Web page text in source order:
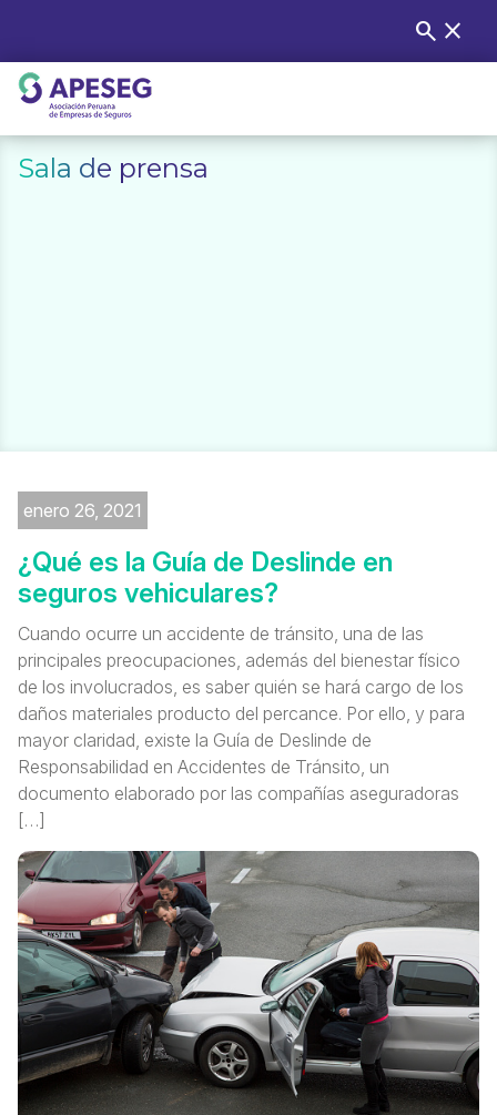
content
Buscar:
search close
APESEG
Sala de prensa
enero 26, 2021
¿Qué es la Guía de Deslinde en
seguros vehiculares?
Cuando ocurre un accidente de tránsito, una de las
principales preocupaciones, además del bienestar físico
de los involucrados, es saber quién se hará cargo de los
daños materiales producto del percance. Por ello, y para
mayor claridad, existe la Guía de Deslinde de
Responsabilidad en Accidentes de Tránsito, un
documento elaborado por las compañías aseguradoras
[…]